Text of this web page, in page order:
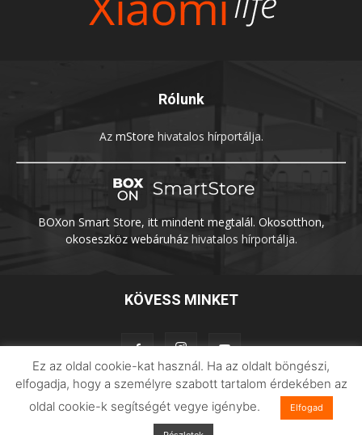
Rólunk
Az mStore hivatalos hírportálja.
BOXon Smart Store, itt mindent megtalál. Okosotthon,
okoseszköz webáruházhivatalos hírportálja.
KÖVESS MINKET
Adatvédelem Impresszum Imilab
Ez az oldal cookie-kat használ. Ha az oldalt böngészi,
elfogadja, hogy a személyre szabott tartalom érdekében az
oldal cookie-k segítségét vegye igénybe.
Elfogad